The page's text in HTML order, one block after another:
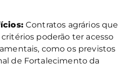
Contratos agrários que
poderão ter acesso
como os previstos
de Fortalecimento da